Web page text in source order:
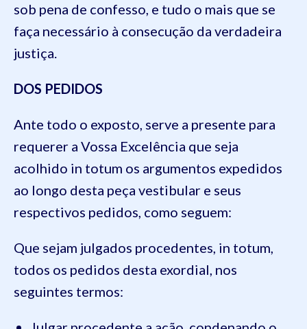
sob pena de confesso, e tudo o mais que se
faça necessário à consecução da verdadeira
justiça.
DOS PEDIDOS
Ante todo o exposto, serve a presente para
requerer a Vossa Excelência que seja
acolhido in totum os argumentos expedidos
ao longo desta peça vestibular e seus
respectivos pedidos, como seguem:
Que sejam julgados procedentes, in totum,
todos os pedidos desta exordial, nos
seguintes termos: